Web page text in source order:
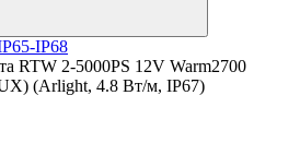
IP68
RTW 2-5000PS 12V Warm2700
(Arlight, 4.8 Вт/м, IP67)